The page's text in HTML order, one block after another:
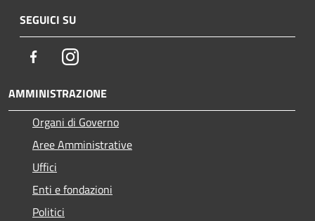
SEGUICI SU
FacebookInstagram
AMMINISTRAZIONE
Organi di Governo
Aree Amministrative
Uffici
Enti e fondazioni
Politici